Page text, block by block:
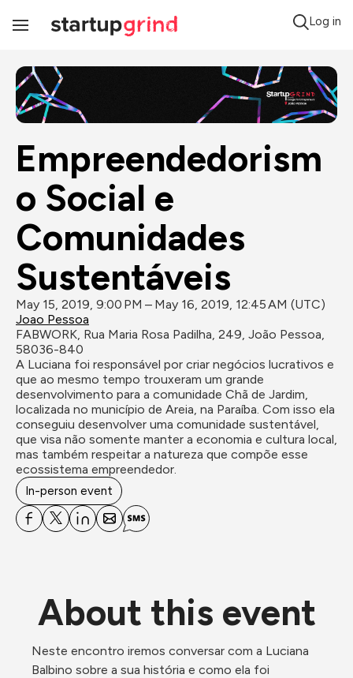
Toggle
Log in
Empreendedorism
o Social e
Comunidades
Sustentáveis
May 15, 2019, 9:00 PM – May 16, 2019, 12:45 AM (UTC)
Joao Pessoa
FABWORK, Rua Maria Rosa Padilha, 249, João Pessoa,
58036-840
A Luciana foi responsável por criar negócios lucrativos e
que ao mesmo tempo trouxeram um grande
desenvolvimento para a comunidade Chã de Jardim,
localizada no município de Areia, na Paraíba. Com isso ela
conseguiu desenvolver uma comunidade sustentável,
que visa não somente manter a economia e cultura local,
mas também respeitar a natureza que compõe esse
ecossistema empreendedor.
In-person event
About this event
Neste encontro iremos conversar com a Luciana
Balbino sobre a sua história e como ela foi